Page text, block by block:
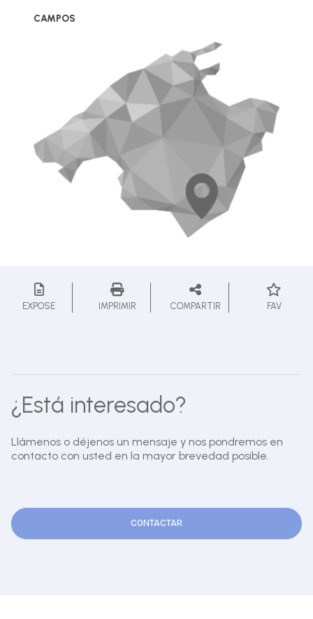
CAMPOS
EXPOSE IMPRIMIR COMPARTIR FAV
¿Está interesado?
Llámenos o déjenos un mensaje y nos pondremos en
contacto con usted en la mayor brevedad posible.
CONTACTAR